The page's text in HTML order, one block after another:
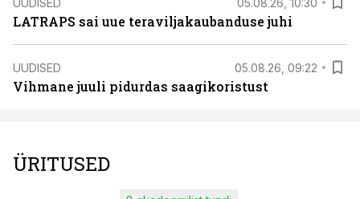
LATRAPS sai uue teraviljakaubanduse juhi
UUDISED 05.08.26, 09:22
Vihmane juuli pidurdas saagikoristust
ÜRITUSED